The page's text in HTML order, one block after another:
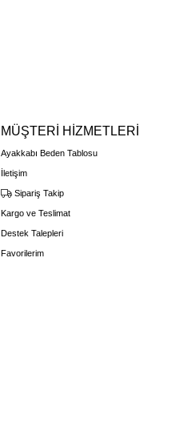
MÜŞTERİ HİZMETLERİ
Ayakkabı Beden Tablosu
İletişim
Sipariş Takip
Kargo ve Teslimat
Destek Talepleri
Favorilerim